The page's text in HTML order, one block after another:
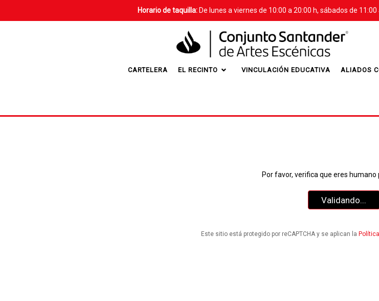
Horario de taquilla:De lunes a viernes de 10:00 a 20:00 h, sábados de
CARTELERA EL RECINTO VINCULACIÓN EDUCATIVA ALIADOS
Por favor, verifica que eres humano
Validando...
Este sitio está protegido por reCAPTCHA y se aplican la